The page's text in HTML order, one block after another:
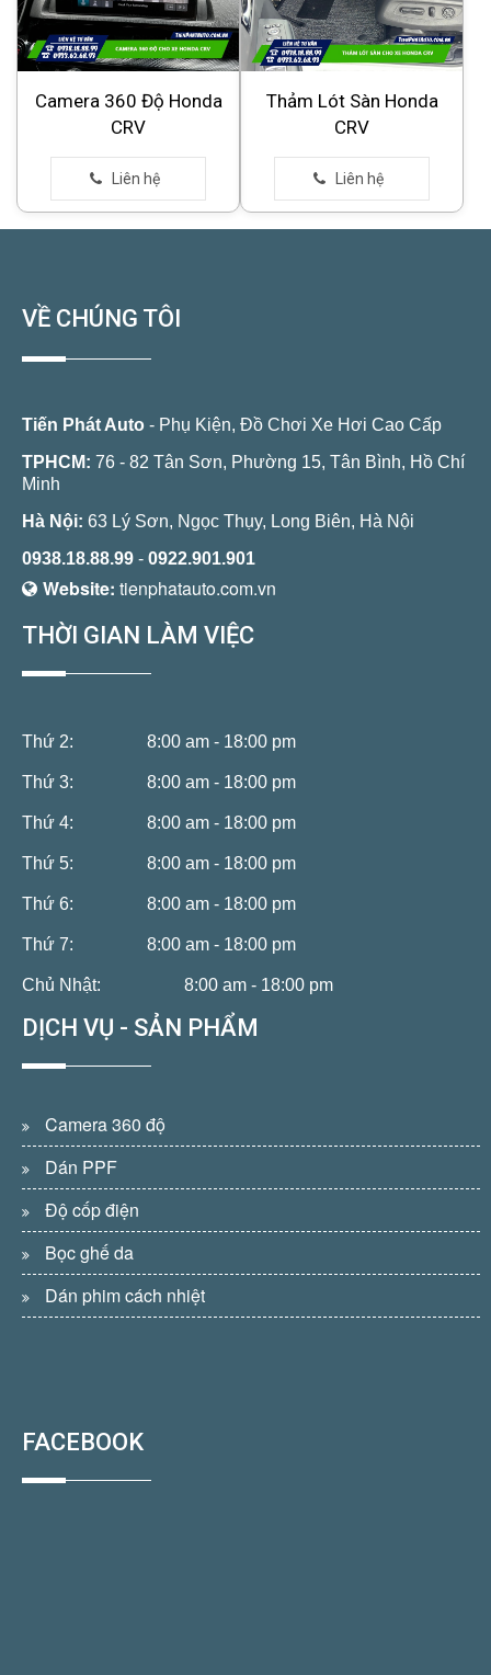
Camera 360 Độ Honda
CRV
Thảm Lót Sàn Honda
CRV
VỀ CHÚNG TÔI
Tiến Phát Auto - Phụ Kiện, Đồ Chơi Xe Hơi Cao Cấp
TPHCM: 76 - 82 Tân Sơn, Phường 15, Tân Bình, Hồ Chí
Minh
Hà Nội: 63 Lý Sơn, Ngọc Thụy, Long Biên, Hà Nội
0938.18.88.99 - 0922.901.901
Website: tienphatauto.com.vn
THỜI GIAN LÀM VIỆC
Thứ 2: 8:00 am - 18:00 pm
Thứ 3: 8:00 am - 18:00 pm
Thứ 4: 8:00 am - 18:00 pm
Thứ 5: 8:00 am - 18:00 pm
Thứ 6: 8:00 am - 18:00 pm
Thứ 7: 8:00 am - 18:00 pm
Chủ Nhật: 8:00 am - 18:00 pm
DỊCH VỤ - SẢN PHẨM
Camera 360 độ
Dán PPF
Độ cốp điện
Bọc ghế da
Dán phim cách nhiệt
FACEBOOK